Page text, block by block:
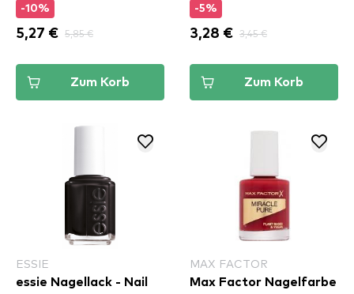
-10%
5,27 € 5,85 €
Zum Korb
-5%
3,28 € 3,45 €
Zum Korb
ESSIE
essie Nagellack - Nail
MAX FACTOR
Max Factor Nagelfarbe